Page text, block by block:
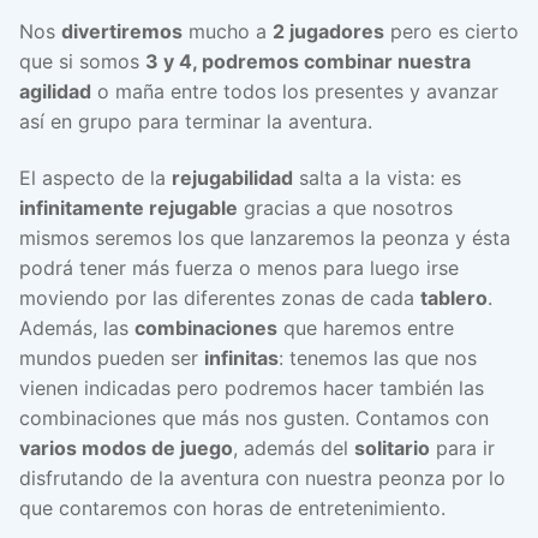
Nos divertiremos mucho a 2 jugadores pero es cierto
que si somos 3 y 4, podremos combinar nuestra
agilidad o maña entre todos los presentes y avanzar
así en grupo para terminar la aventura.
El aspecto de la rejugabilidad salta a la vista: es
infinitamente rejugable gracias a que nosotros
mismos seremos los que lanzaremos la peonza y ésta
podrá tener más fuerza o menos para luego irse
moviendo por las diferentes zonas de cada tablero.
Además, las combinaciones que haremos entre
mundos pueden ser infinitas: tenemos las que nos
vienen indicadas pero podremos hacer también las
combinaciones que más nos gusten. Contamos con
varios modos de juego, además del solitario para ir
disfrutando de la aventura con nuestra peonza por lo
que contaremos con horas de entretenimiento.